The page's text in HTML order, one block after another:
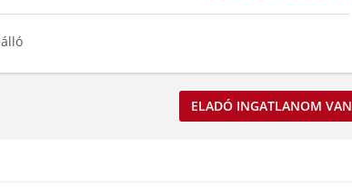
ELADÓ INGATLANOM VAN